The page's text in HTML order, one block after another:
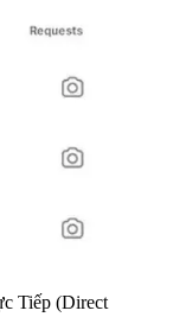
Tiếp (Direct